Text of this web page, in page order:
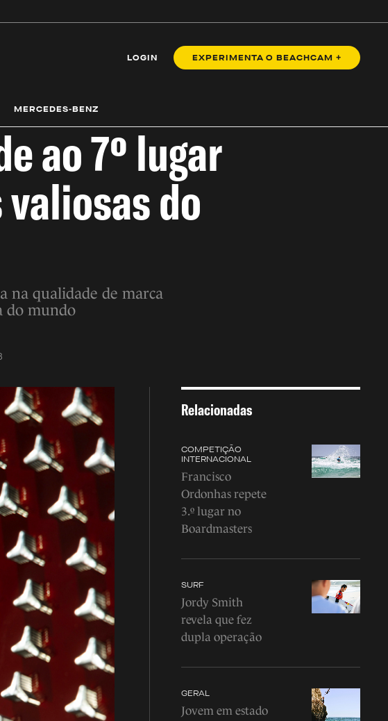
LOGIN EXPERIMENTA O BEACHCAM +
MERCEDES-BENZ
ao 7º lugar
do
na qualidade de marca
do mundo
Relacionadas
COMPETIÇÃO
INTERNACIONAL
Francisco
Ordonhas repete
3.º lugar no
Boardmasters
SURF
Jordy Smith
revela que fez
dupla operação
GERAL
Jovem em estado